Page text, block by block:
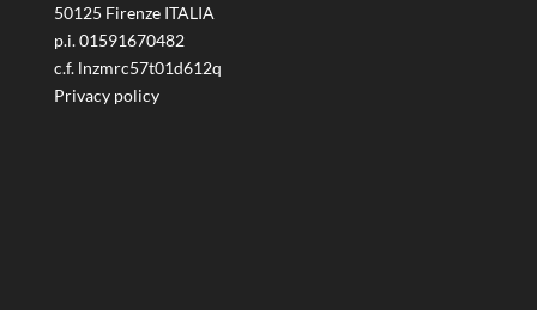
50125 Firenze ITALIA
p.i. 01591670482
c.f. lnzmrc57t01d612q
Privacy policy